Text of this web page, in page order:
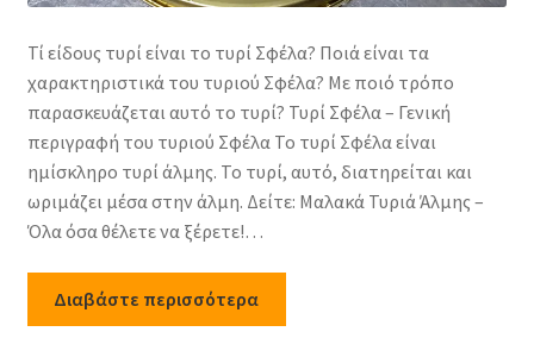
Τί είδους τυρί είναι το τυρί Σφέλα? Ποιά είναι τα
χαρακτηριστικά του τυριού Σφέλα? Με ποιό τρόπο
παρασκευάζεται αυτό το τυρί? Τυρί Σφέλα – Γενική
περιγραφή του τυριού Σφέλα Το τυρί Σφέλα είναι
ημίσκληρο τυρί άλμης. Το τυρί, αυτό, διατηρείται και
ωριμάζει μέσα στην άλμη. Δείτε: Μαλακά Τυριά Άλμης –
Όλα όσα θέλετε να ξέρετε!…
Διαβάστε περισσότερα